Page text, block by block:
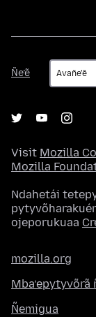
Ñe’ẽ
Ñe’ẽ
Visit Mozilla
Mozilla
Ndahetái
ojeporukuaa
mozilla.org
Mba’epytyvõrã
Ñemigua